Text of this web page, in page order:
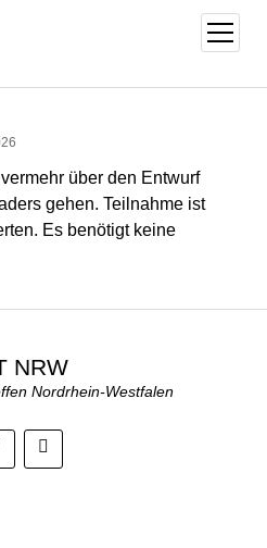
Menü
öffnen
über den Entwurf
gehen. Teilnahme ist
Es benötigt keine
Nordrhein-Westfalen